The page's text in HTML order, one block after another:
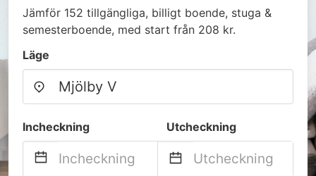
Jämför 152 tillgängliga, billigt boende, stuga &
semesterboende, med start från 208 kr.
Läge
Incheckning Utcheckning